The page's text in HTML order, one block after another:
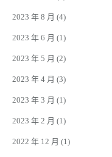
2023 年 8 月 (4)
2023 年 6 月 (1)
2023 年 5 月 (2)
2023 年 4 月 (3)
2023 年 3 月 (1)
2023 年 2 月 (1)
2022 年 12 月 (1)